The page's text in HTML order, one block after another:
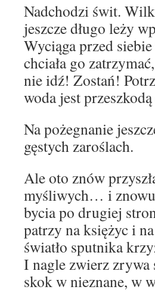
Nadchodzi świt.
jeszcze długo leży
Wyciąga przed
chciała go
nie idź! Zostań!
woda jest
Na pożegnanie
gęstych zaroślach.
Ale oto znów
myśliwych… i znowu
bycia po drugiej
patrzy na księżyc i
światło sputnika
I nagle zwierz
skok w nieznane, w